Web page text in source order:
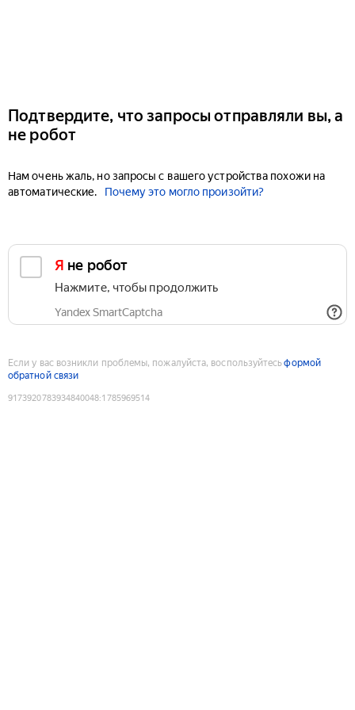
Подтвердите, что запросы отправляли вы, а
не робот
Нам очень жаль, но запросы с вашего устройства похожи на
автоматические.
Почему это могло произойти?
Я не робот
Нажмите, чтобы продолжить
Yandex SmartCaptcha
Если у вас возникли проблемы, пожалуйста, воспользуйтесьформой
обратной связи
9173920783934840048:1785969514